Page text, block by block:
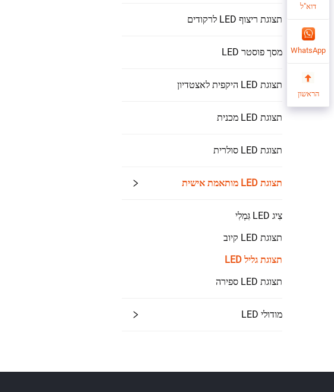
תצוגת ריצוף LED לרקודים
מסך פוסטר LED
תצוגת LED היקפית לאצטדיון
תצוגת LED מכנית
תצוגת LED סולרית
תצוגת LED מותאמת אישית
צִיג LED גִּמְלִי
תצוגת LED קיוב
תצוגת גליל LED
תצוגת LED ספירה
מודולי LED
דוא"ל
WhatsApp
הראשון